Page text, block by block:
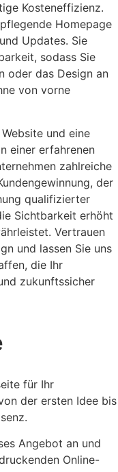
Kosteneffizienz.
Homepage
Updates. Sie
sodass Sie
oder das Design an
von vorne
und eine
einer erfahrenen
zahlreiche
der
qualifizierter
Sichtbarkeit erhöht
Vertrauen
und lassen Sie uns
die Ihr
zukunftssicher
für Ihr
der ersten Idee bis
Angebot an und
Online-